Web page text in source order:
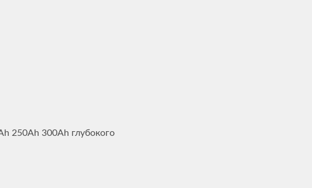
250Ah 300Ah глубокого